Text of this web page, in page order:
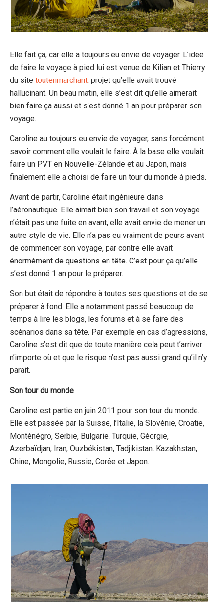
Elle fait ça, car elle a toujours eu envie de voyager. L’idée
de faire le voyage à pied lui est venue de Kilian et Thierry
du site toutenmarchant, projet qu’elle avait trouvé
hallucinant. Un beau matin, elle s’est dit qu’elle aimerait
bien faire ça aussi et s’est donné 1 an pour préparer son
voyage.
Caroline au toujours eu envie de voyager, sans forcément
savoir comment elle voulait le faire. À la base elle voulait
faire un PVT en Nouvelle-Zélande et au Japon, mais
finalement elle a choisi de faire un tour du monde à pieds.
Avant de partir, Caroline était ingénieure dans
l’aéronautique. Elle aimait bien son travail et son voyage
n’était pas une fuite en avant, elle avait envie de mener un
autre style de vie. Elle n’a pas eu vraiment de peurs avant
de commencer son voyage, par contre elle avait
énormément de questions en tête. C’est pour ça qu’elle
s’est donné 1 an pour le préparer.
Son but était de répondre à toutes ses questions et de se
préparer à fond. Elle a notamment passé beaucoup de
temps à lire les blogs, les forums et à se faire des
scénarios dans sa tête. Par exemple en cas d’agressions,
Caroline s’est dit que de toute manière cela peut t’arriver
n’importe où et que le risque n’est pas aussi grand qu’il n’y
parait.
Son tour du monde
Caroline est partie en juin 2011 pour son tour du monde.
Elle est passée par la Suisse, l’Italie, la Slovénie, Croatie,
Monténégro, Serbie, Bulgarie, Turquie, Géorgie,
Azerbaïdjan, Iran, Ouzbékistan, Tadjikistan, Kazakhstan,
Chine, Mongolie, Russie, Corée et Japon.